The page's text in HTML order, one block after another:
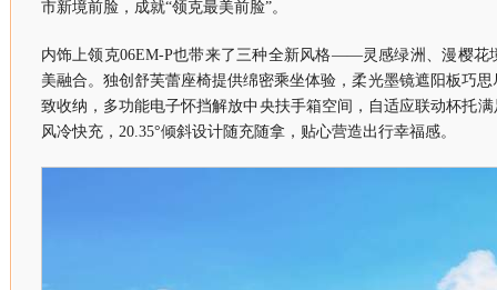
市新境前脸，成就“领克最美前脸”。
内饰上领克06EM-P也带来了三种全新风格——灵感绿洲、漫樱花
美融合。独创舒芙蕾座椅提供绵密乘坐体验，柔光墨镜遮阳板巧
致收纳，多功能电子怀挡解放中央扶手箱空间，自适应联动杯托
风冷快充，20.35°倾斜设计随充随拿，贴心营造出行幸福感。